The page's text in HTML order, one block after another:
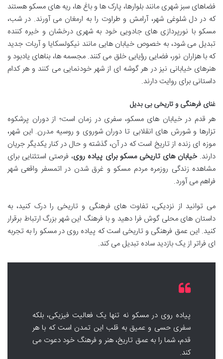
فضاهای سبز شهری مانند بلوارها، پارک ها و باغ ها، ریه های مسکو هستند
که در دل شلوغی شهر، آرامش و طراوت را به ارمغان می آورند. در شب،
مسکو با نورپردازی های جادویی خود به شهری درخشان و خیره کننده
تبدیل می شود، به خصوص خیابان هایی مانند نیکولسکایا و آربات جدید
که با هزاران نور، فضایی رؤیایی خلق می کنند. مجسمه ها، بناهای یادبود و
هنرهای خیابانی نیز در هر گوشه ای از شهر خودنمایی می کنند و هر کدام
داستانی برای روایت دارند.
غنای فرهنگی و تاریخی بی بدیل
هر قدم در خیابان های مسکو، سفری در زمان است؛ از دوران پرشکوه
تزارها و شورش های انقلابی تا دوران شوروی و روسیه مدرن. این شهر،
موزه ای زنده از تاریخ است که در آن، گذشته و حال در کنار یکدیگر جریان
دارند.خیابان های تاریخی مسکو برای پیاده روی، فرصتی استثنایی برای
مشاهده زندگی روزمره مردم مسکو و غرق شدن در اتمسفر واقعی شهر
فراهم می آورد.
می توانید از نزدیکی، تفاوت های فرهنگی و تاریخی را درک کنید، به
داستان های محلی گوش فرا دهید و با فرهنگ این شهر بزرگ ارتباط برقرار
کنید. این عمق فرهنگی و تاریخی است که پیاده روی در مسکو را به تجربه
ای فراتر از یک بازدید ساده تبدیل می کند.
پیاده روی در مسکو نه تنها یک فعالیت فیزیکی، بلکه
سفری حسی و عمیق به قلب این تمدن است که با هر
قدم، شما را به عمق تاریخ، هنر و فرهنگ خود دعوت می
کند.